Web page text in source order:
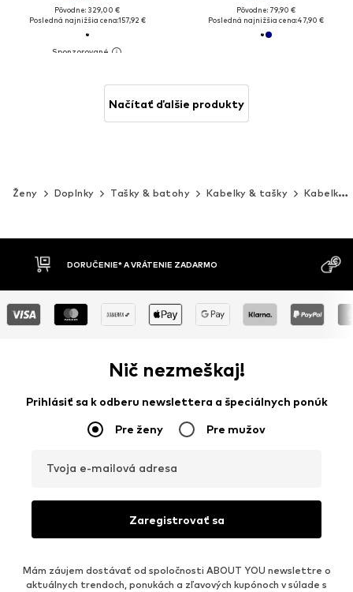
Pôvodne: 329,00 €
Posledná najnižšia cena:157,92 €
Pôvodne: 79,90 €
Posledná najnižšia cena:47,90 €
Načítať ďalšie produkty
Ženy Doplnky Tašky & batohy Kabelky & tašky Kabelky
DOBIERKA
MOŽNOSŤ
Nič nezmeškaj!
Prihlásiť sa k odberu newslettera a špeciálnych ponúk
Pre ženy Pre mužov
Tvoja e-mailová adresa
Zaregistrovať sa
Mám záujem dostávať od spoločnosti ABOUT YOU newslettre o
aktuálnych trendoch, ponukách a zľavových kupónoch v súlade s